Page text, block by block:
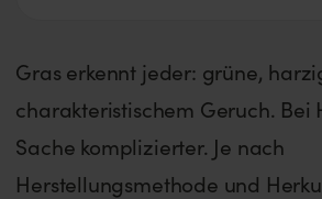
Gras erkennt jeder: grüne,
charakteristischem Geruch. Bei
Sache komplizierter. Je nach
Herstellungsmethode und